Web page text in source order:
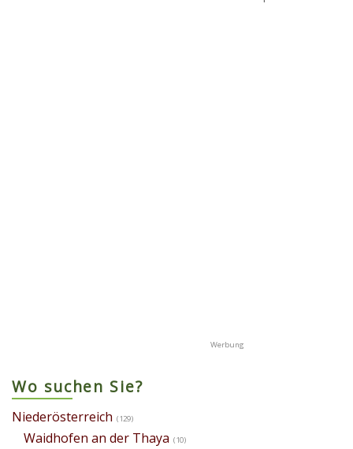
Wo suchen Sie?
Niederösterreich (129)
Waidhofen an der Thaya (10)